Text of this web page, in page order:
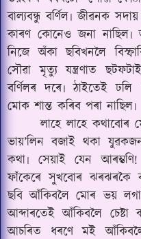
বাল্যবন্ধু বৰ্ণিল৷ জীৱনক
কাৰণ কোনেও জনা নাছিল৷
নিজে অঁকা ছবিখনলৈ
সৌৱা মৃত্যু যন্ত্ৰণাত
বৰ্ণিলৰ দৰে৷ ঠাইতেই ঢলি
মোক শান্ত কৰিব পৰা নাছিল৷
লাহে লাহে কথাবোৰ
ভায়’লিন বজাই থকা
কথা৷ সেয়াই যেন
ফাঁকেৰে সুখবোৰ ঝৰঝৰকৈ
ছবি আঁকিবলৈ মোৰ ভয় লগা
আব্দাৰতেই আঁকিবলৈ চেষ্টা
আচৰিত ধৰণে মই